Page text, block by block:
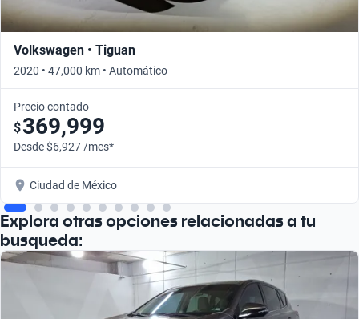
Volkswagen • Tiguan
2020 • 47,000 km • Automático
Precio contado
$369,999
Desde $6,927 /mes*
Ciudad de México
Explora otras opciones relacionadas a tu
busqueda: